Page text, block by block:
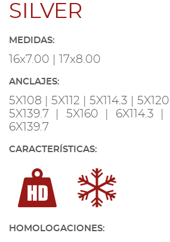
SILVER
MEDIDAS:
16x7.00 | 17x8.00
ANCLAJES:
5X108 | 5X112 | 5X114.3 |
5X139.7 | 5X160 | 6X114.3 |
6X139.7
CARACTERÍSTICAS:
HOMOLOGACIONES: